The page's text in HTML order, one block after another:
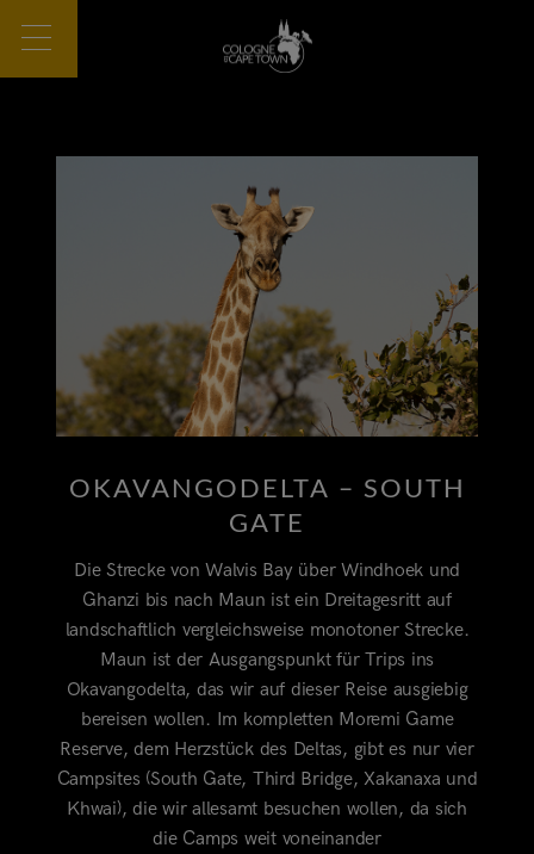
OKAVANGODELTA – SOUTH
GATE
Die Strecke von Walvis Bay über Windhoek und
Ghanzi bis nach Maun ist ein Dreitagesritt auf
landschaftlich vergleichsweise monotoner Strecke.
Maun ist der Ausgangspunkt für Trips ins
Okavangodelta, das wir auf dieser Reise ausgiebig
bereisen wollen. Im kompletten Moremi Game
Reserve, dem Herzstück des Deltas, gibt es nur vier
Campsites (South Gate, Third Bridge, Xakanaxa und
Khwai), die wir allesamt besuchen wollen, da sich
die Camps weit voneinander